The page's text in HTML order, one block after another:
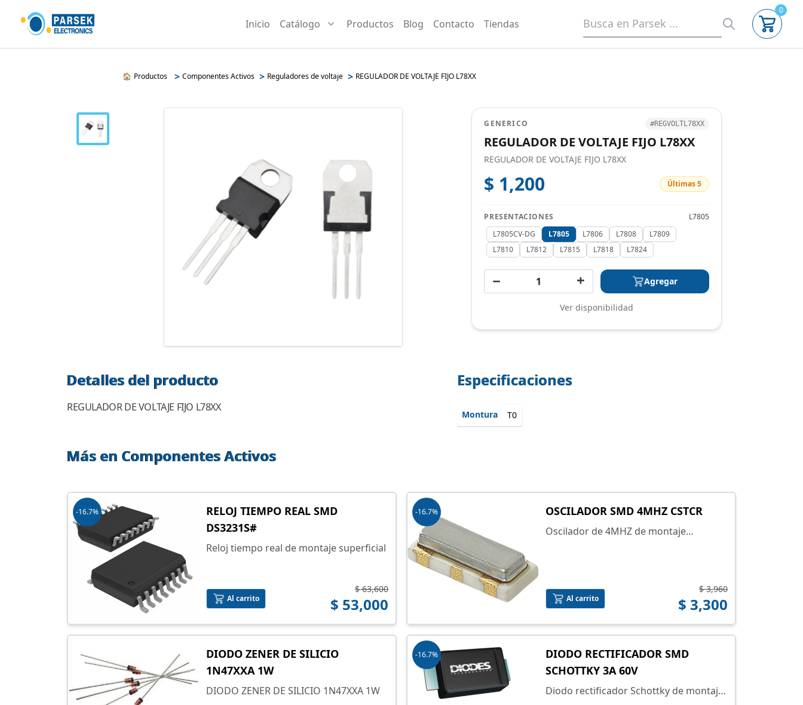
Inicio Catálogo Productos Blog Contacto Tiendas
0
🏠 Productos > Componentes Activos > Reguladores de voltaje > REGULADOR DE VOLTAJE FIJO L78XX
GENERICO #REGVOLTL78XX
REGULADOR DE VOLTAJE FIJO L78XX
REGULADOR DE VOLTAJE FIJO L78XX
$ 1,200 Últimas 5
PRESENTACIONES
L7805
L7805CV-DG
L7805 L7806 L7808
L7809
L7810
L7812 L7815 L7818 L7824
− + Agregar
Ver disponibilidad
Detalles del producto
REGULADOR DE VOLTAJE FIJO L78XX
Especificaciones
Montura T0
Más en Componentes Activos
-16.7%
RELOJ TIEMPO REAL SMD
DS3231S#
Reloj tiempo real de montaje superficial
Al carrito
$ 63,600
$ 53,000
-16.7% OSCILADOR SMD 4MHZ CSTCR
Oscilador de 4MHZ de montaje
Al carrito
$ 3,960
$ 3,300
DIODO ZENER DE SILICIO
1N47XXA 1W
DIODO ZENER DE SILICIO 1N47XXA 1W
-16.7%
DIODO RECTIFICADOR SMD
SCHOTTKY 3A 60V
Diodo rectificador Schottky de montaje